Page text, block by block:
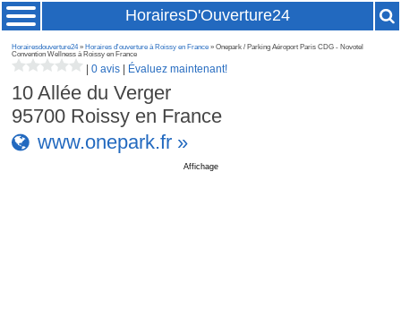
HorairesD'Ouverture24
Horairesdouverture24» Horaires d'ouverture à Roissy en France » Onepark / Parking Aéroport Paris CDG - Novotel
Convention Wellness à Roissy en France
|0 avis Évaluez maintenant!
10 Allée du Verger
95700 Roissy en France
www.onepark.fr »
Affichage